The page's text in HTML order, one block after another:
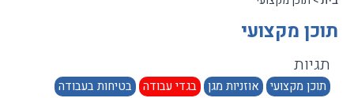
תוכן מקצועי
תגיות
תוכן מקצועי אוזניות מגן בגדי עבודה
בטיחות בעבודה